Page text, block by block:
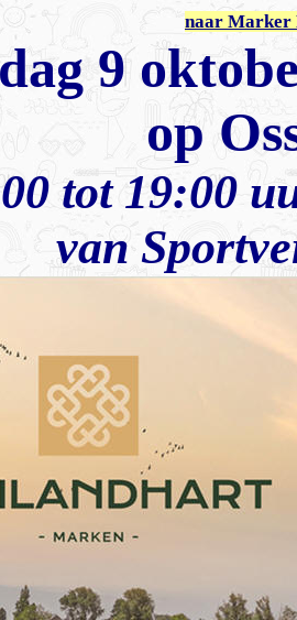
naar Marker
9
op
tot 19:00
van